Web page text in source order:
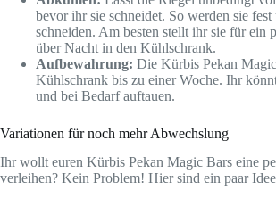
bevor ihr sie schneidet. So werden sie fest
schneiden. Am besten stellt ihr sie für ein
über Nacht in den Kühlschrank.
Aufbewahrung: Die Kürbis Pekan
Kühlschrank bis zu einer Woche. Ihr
und bei Bedarf auftauen.
Variationen für noch mehr Abwechslung
Ihr wollt euren Kürbis Pekan Magic Bars eine
verleihen? Kein Problem! Hier sind ein paar